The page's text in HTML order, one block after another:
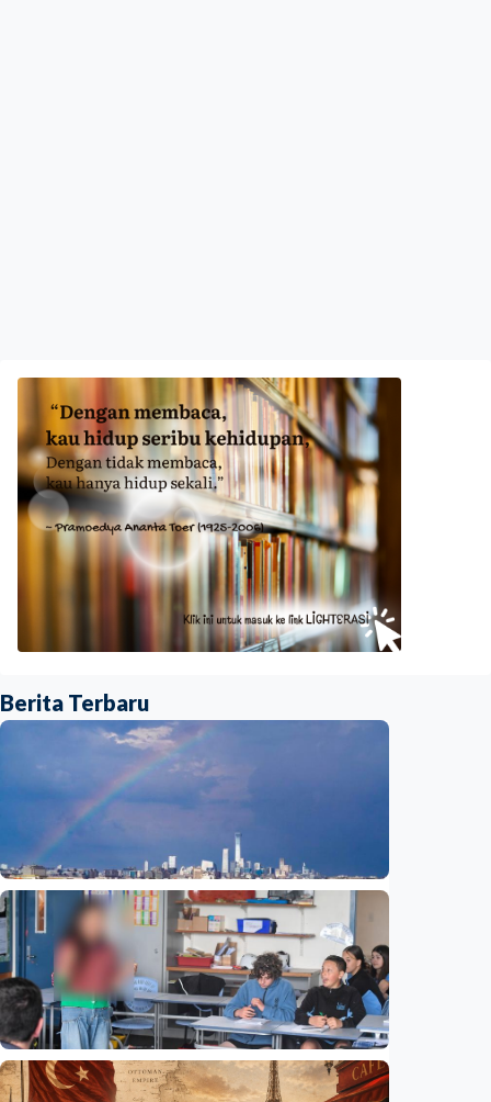
Berita Terbaru
Humaniora
Beijing jadi ibu kota arsitektur dunia
UNESCO-UIA 2029. Apa alasannya?
Indonesia•06 Aug 2026
Humaniora